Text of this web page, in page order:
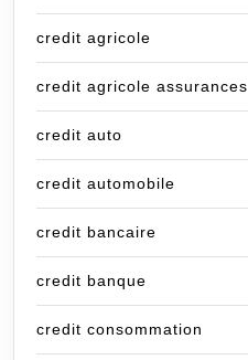
credit agricole
credit agricole assurances
credit auto
credit automobile
credit bancaire
credit banque
credit consommation